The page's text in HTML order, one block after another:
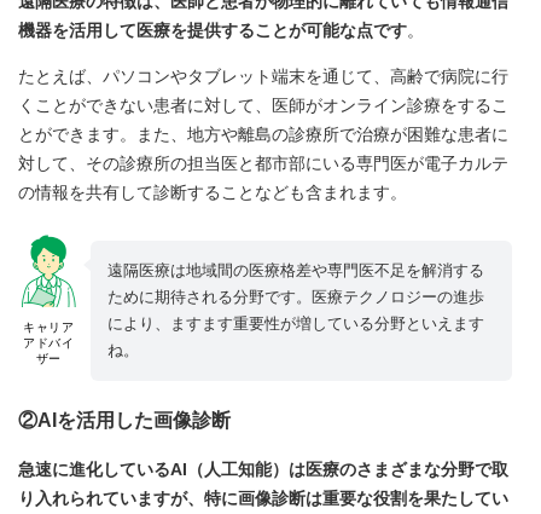
機器を活用して医療を提供することが可能な点です。
たとえば、パソコンやタブレット端末を通じて、高齢で病院に行
くことができない患者に対して、医師がオンライン診療をするこ
とができます。また、地方や離島の診療所で治療が困難な患者に
対して、その診療所の担当医と都市部にいる専門医が電子カルテ
の情報を共有して診断することなども含まれます。
キャリア
アドバイ
ザー
遠隔医療は地域間の医療格差や専門医不足を解消する
ために期待される分野です。医療テクノロジーの進歩
により、ますます重要性が増している分野といえます
ね。
②AIを活用した画像診断
急速に進化しているAI（人工知能）は医療のさまざまな分野で取
り入れられていますが、特に画像診断は重要な役割を果たしてい